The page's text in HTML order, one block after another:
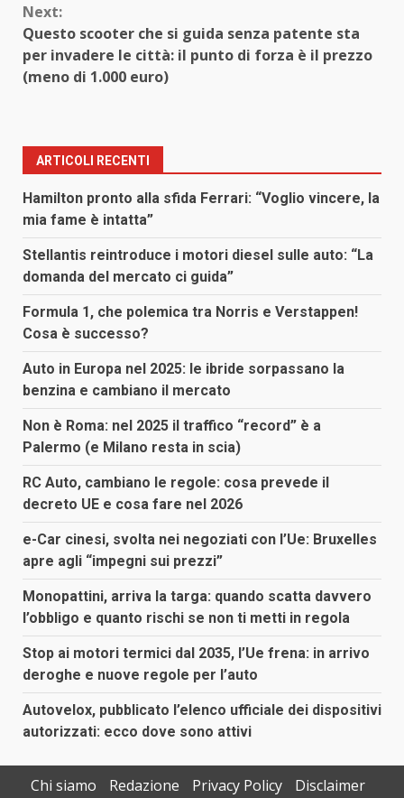
Next:
Questo scooter che si guida senza patente sta
per invadere le città: il punto di forza è il prezzo
(meno di 1.000 euro)
ARTICOLI RECENTI
Hamilton pronto alla sfida Ferrari: “Voglio vincere, la
mia fame è intatta”
Stellantis reintroduce i motori diesel sulle auto: “La
domanda del mercato ci guida”
Formula 1, che polemica tra Norris e Verstappen!
Cosa è successo?
Auto in Europa nel 2025: le ibride sorpassano la
benzina e cambiano il mercato
Non è Roma: nel 2025 il traffico “record” è a
Palermo (e Milano resta in scia)
RC Auto, cambiano le regole: cosa prevede il
decreto UE e cosa fare nel 2026
e-Car cinesi, svolta nei negoziati con l’Ue: Bruxelles
apre agli “impegni sui prezzi”
Monopattini, arriva la targa: quando scatta davvero
l’obbligo e quanto rischi se non ti metti in regola
Stop ai motori termici dal 2035, l’Ue frena: in arrivo
deroghe e nuove regole per l’auto
Autovelox, pubblicato l’elenco ufficiale dei dispositivi
autorizzati: ecco dove sono attivi
Chi siamo Redazione Privacy Policy Disclaimer